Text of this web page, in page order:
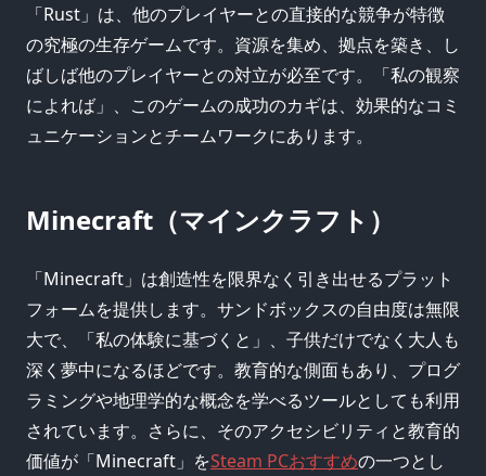
「Rust」は、他のプレイヤーとの直接的な競争が特徴
の究極の生存ゲームです。資源を集め、拠点を築き、し
ばしば他のプレイヤーとの対立が必至です。「私の観察
によれば」、このゲームの成功のカギは、効果的なコミ
ュニケーションとチームワークにあります。
Minecraft（マインクラフト）
「Minecraft」は創造性を限界なく引き出せるプラット
フォームを提供します。サンドボックスの自由度は無限
大で、「私の体験に基づくと」、子供だけでなく大人も
深く夢中になるほどです。教育的な側面もあり、プログ
ラミングや地理学的な概念を学べるツールとしても利用
されています。さらに、そのアクセシビリティと教育的
価値が「Minecraft」をSteam PCおすすめの一つとし